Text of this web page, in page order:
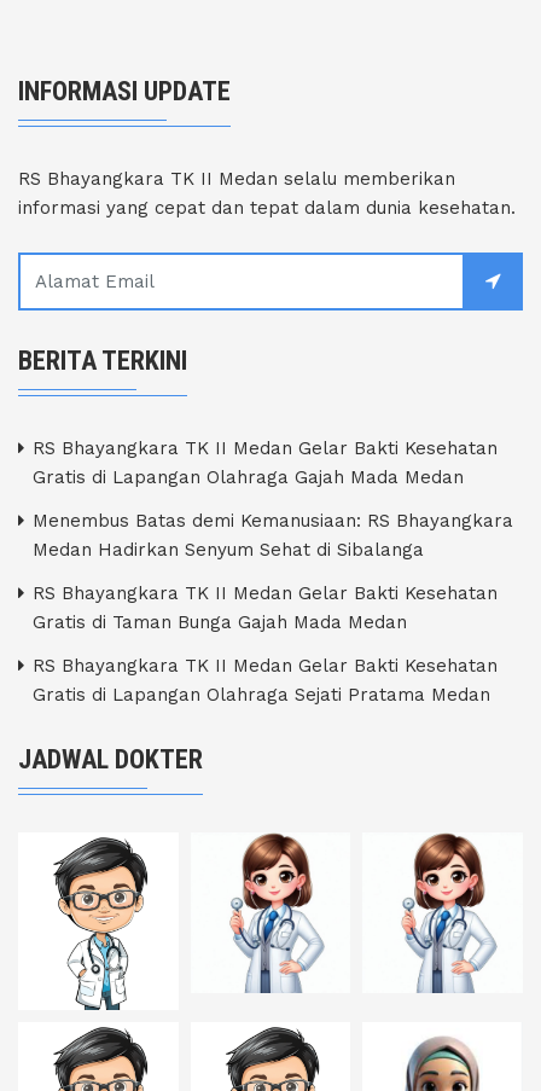
INFORMASI UPDATE
RS Bhayangkara TK II Medan selalu memberikan
informasi yang cepat dan tepat dalam dunia kesehatan.
BERITA TERKINI
RS Bhayangkara TK II Medan Gelar Bakti Kesehatan
Gratis di Lapangan Olahraga Gajah Mada Medan
Menembus Batas demi Kemanusiaan: RS Bhayangkara
Medan Hadirkan Senyum Sehat di Sibalanga
RS Bhayangkara TK II Medan Gelar Bakti Kesehatan
Gratis di Taman Bunga Gajah Mada Medan
RS Bhayangkara TK II Medan Gelar Bakti Kesehatan
Gratis di Lapangan Olahraga Sejati Pratama Medan
JADWAL DOKTER